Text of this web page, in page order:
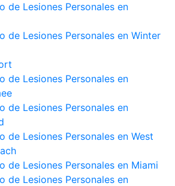
de Lesiones Personales en
de Lesiones Personales en Winter
de Lesiones Personales en
de Lesiones Personales en
de Lesiones Personales en West
de Lesiones Personales en Miami
de Lesiones Personales en